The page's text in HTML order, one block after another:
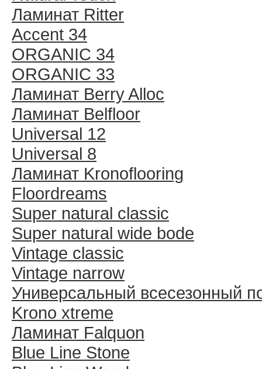
Ламинат Ritter
Accent 34
ORGANIC 34
ORGANIC 33
Ламинат Berry Alloc
Ламинат Belfloor
Universal 12
Universal 8
Ламинат Kronoflooring
Floordreams
Super natural classic
Super natural wide bode
Vintage classic
Vintage narrow
Универсальный всесезонный
Krono xtreme
Ламинат Falquon
Blue Line Stone